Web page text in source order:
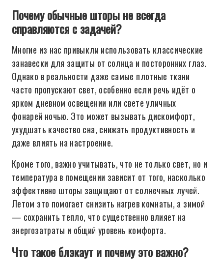
Почему обычные шторы не всегда
справляются с задачей?
Многие из нас привыкли использовать классические
занавески для защиты от солнца и посторонних глаз.
Однако в реальности даже самые плотные ткани
часто пропускают свет, особенно если речь идёт о
ярком дневном освещении или свете уличных
фонарей ночью. Это может вызывать дискомфорт,
ухудшать качество сна, снижать продуктивность и
даже влиять на настроение.
Кроме того, важно учитывать, что не только свет, но и
температура в помещении зависит от того, насколько
эффективно шторы защищают от солнечных лучей.
Летом это помогает снизить нагрев комнаты, а зимой
— сохранить тепло, что существенно влияет на
энергозатраты и общий уровень комфорта.
Что такое блэкаут и почему это важно?